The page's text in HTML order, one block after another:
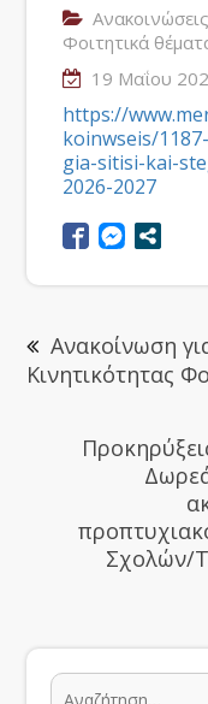
Ανακοινώσεις
Φοιτητικά
19 Μαΐου
https://
koinwseis/
gia-sitisi-kai-
2026-2027
Ανακοίνωση
Κινητικότητας
Σχολών/